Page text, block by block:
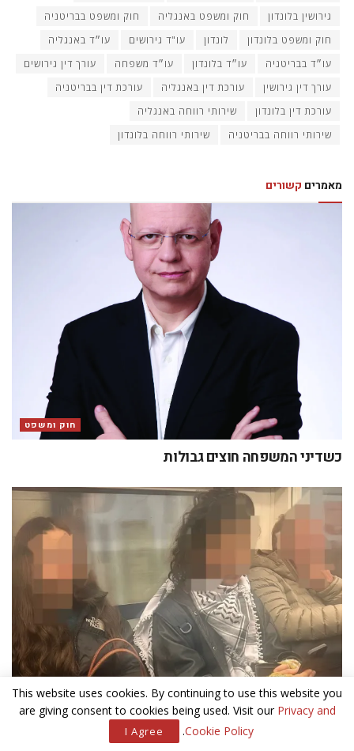
גירושין בלונדון
חוק ומשפט באנגליה
חוק ומשפט בבריטניה
חוק ומשפט בלונדון
לונדון עו"ד גירושים
עו״ד באנגליה
עו״ד בבריטניה
עו״ד בלונדון עו״ד משפחה
עורך דין גירושים
עורך דין גירושין
עורכת דין באנגליה
עורכת דין בבריטניה
עורכת דין בלונדון
שירותי רווחה באנגליה
שירותי רווחה בבריטניה
שירותי רווחה בלונדון
מאמרים קשורים
חוק ומשפט
כשדיני המשפחה חוצים גבולות
אנטישמיות בבריטניה
האם בטוח לגור בלונדון?
This website uses cookies. By continuing to use this website you
are giving consent to cookies being used. Visit our Privacy and
Cookie Policy
.
I Agree